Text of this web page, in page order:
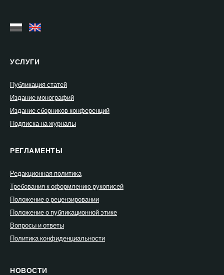
УСЛУГИ
Публикация статей
Издание монографий
Издание сборников конференций
Подписка на журналы
РЕГЛАМЕНТЫ
Редакционная политика
Требования к оформлению рукописей
Положение о рецензировании
Положение о публикационной этике
Вопросы и ответы
Политика конфиденциальности
НОВОСТИ